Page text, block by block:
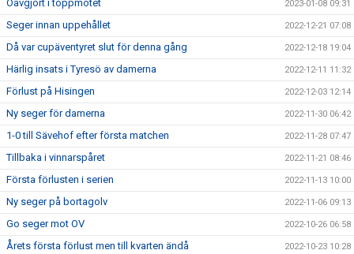
Oavgjort i toppmötet 2023-01-08 09:31
Seger innan uppehållet 2022-12-21 07:08
Då var cupäventyret slut för denna gång 2022-12-18 19:04
Härlig insats i Tyresö av damerna 2022-12-11 11:32
Förlust på Hisingen 2022-12-03 12:14
Ny seger för damerna 2022-11-30 06:42
1-0 till Sävehof efter första matchen 2022-11-28 07:47
Tillbaka i vinnarspåret 2022-11-21 08:46
Första förlusten i serien 2022-11-13 10:00
Ny seger på bortagolv 2022-11-06 09:13
Go seger mot OV 2022-10-26 06:58
Årets första förlust men till kvarten ändå 2022-10-23 10:28